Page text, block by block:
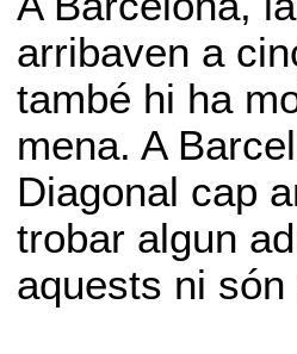
arribaven a
també hi ha
mena. A
Diagonal cap
trobar algun
aquests ni